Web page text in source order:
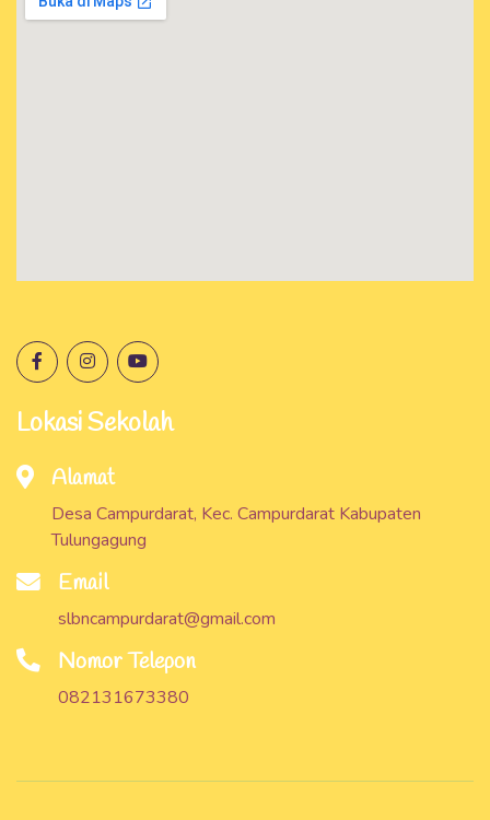
Lokasi Sekolah
Alamat
Desa Campurdarat, Kec. Campurdarat Kabupaten
Tulungagung
Email
slbncampurdarat@gmail.com
Nomor Telepon
082131673380